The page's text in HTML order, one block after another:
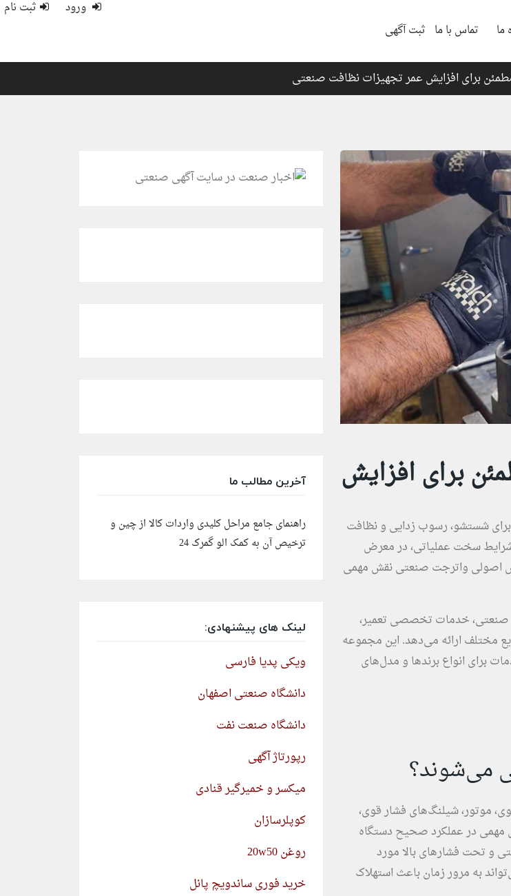
ما تماس با ما ثبت آگهی
ورود ثبت نام
برای افزایش عمر تجهیزات نظافت صنعتی
برای افزایش
شستشو، رسوب ‌زدایی و نظافت
سخت عملیاتی، در معرض
اصولی واترجت صنعتی نقش مهمی
صنعتی، خدمات تخصصی تعمیر،
مختلف ارائه می‌دهد. این مجموعه
برای انواع برندها و مدل‌های
می‌شوند؟
موتور، شیلنگ‌های فشار قوی،
مهمی در عملکرد صحیح دستگاه
و تحت فشارهای بالا مورد
به مرور زمان باعث استهلاک
آخرین مطالب ما
راهنمای جامع مراحل کلیدی واردات کالا از چین و
ترخیص آن به کمک الو گمرک 24
لینک های پیشنهادی:
ویکی پدیا فارسی
دانشگاه صنعتی اصفهان
دانشگاه صنعت نفت
رپورتاژ آگهی
میکسر و خمیرگیر قنادی
کوپلرسازان
روغن 20w50
خرید فوری ساندویچ پانل